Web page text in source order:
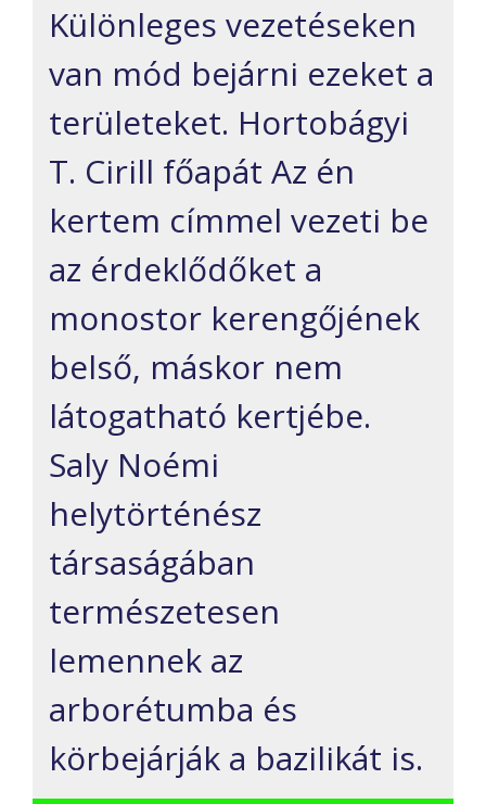
Különleges vezetéseken
van mód bejárni ezeket a
területeket. Hortobágyi
T. Cirill főapát Az én
kertem címmel vezeti be
az érdeklődőket a
monostor kerengőjének
belső, máskor nem
látogatható kertjébe.
Saly Noémi
helytörténész
társaságában
természetesen
lemennek az
arborétumba és
körbejárják a bazilikát is.